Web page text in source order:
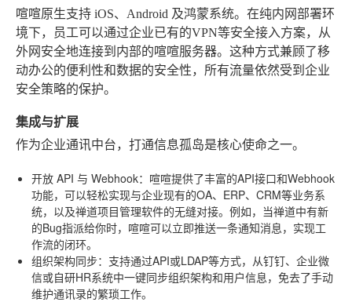
喧喧原生支持 iOS、Android 及鸿蒙系统。在纯内网部署环
境下，员工可以通过企业已有的VPN等安全接入方案，从
外网安全地连接到内部的喧喧服务器。这种方式兼顾了移
动办公的便利性和数据的安全性，所有流量依然受到企业
安全策略的保护。
集成与扩展
作为企业通讯中台，打通信息孤岛是核心使命之一。
开放 API 与 Webhook：喧喧提供了丰富的API接口和Webhook
功能，可以轻松实现与企业现有的OA、ERP、CRM等业务系
统，以及禅道项目管理软件的无缝对接。例如，当禅道中有新
的Bug指派给你时，喧喧可以立即推送一条通知消息，实现工
作流的闭环。
组织架构同步：支持通过API或LDAP等方式，从钉钉、企业微
信或自研HR系统中一键同步组织架构和用户信息，免去了手动
维护通讯录的繁琐工作。